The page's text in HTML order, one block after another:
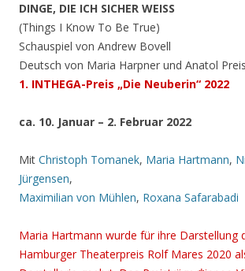
DINGE, DIE ICH SICHER WEISS
(Things I Know To Be True)
Schauspiel von Andrew Bovell
Deutsch von Maria Harpner und Anatol
1. INTHEGA-Preis „Die Neuberin“ 2022
ca. 10. Januar – 2. Februar 2022
Mit Christoph Tomanek, Maria Hartmann,
Jürgensen,
Maximilian von Mühlen, Roxana Safarabadi
Maria Hartmann wurde für ihre Darstellung
Hamburger Theaterpreis Rolf Mares 2020